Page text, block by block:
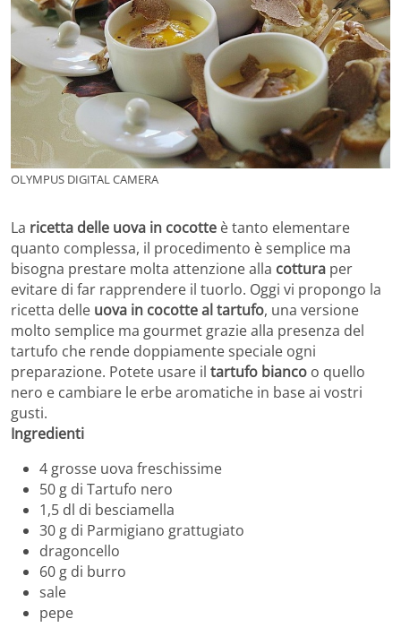
OLYMPUS DIGITAL CAMERA
La ricetta delle uova in cocotte è tanto elementare
quanto complessa, il procedimento è semplice ma
bisogna prestare molta attenzione alla cottura per
evitare di far rapprendere il tuorlo. Oggi vi propongo la
ricetta delle uova in cocotte al tartufo, una versione
molto semplice ma gourmet grazie alla presenza del
tartufo che rende doppiamente speciale ogni
preparazione. Potete usare il tartufo bianco o quello
nero e cambiare le erbe aromatiche in base ai vostri
gusti.
Ingredienti
4 grosse uova freschissime
50 g di Tartufo nero
1,5 dl di besciamella
30 g di Parmigiano grattugiato
dragoncello
60 g di burro
sale
pepe